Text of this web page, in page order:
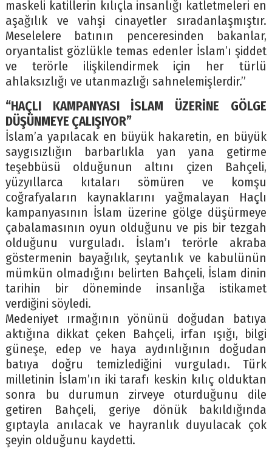
maskeli katillerin kılıçla insanlığı katletmeleri en
aşağılık ve vahşi cinayetler sıradanlaşmıştır.
Meselelere batının penceresinden bakanlar,
oryantalist gözlükle temas edenler İslam’ı şiddet
ve terörle ilişkilendirmek için her türlü
ahlaksızlığı ve utanmazlığı sahnelemişlerdir.”
“HAÇLI KAMPANYASI İSLAM ÜZERİNE GÖLGE
DÜŞÜNMEYE ÇALIŞIYOR”
İslam’a yapılacak en büyük hakaretin, en büyük
saygısızlığın barbarlıkla yan yana getirme
teşebbüsü olduğunun altını çizen Bahçeli,
yüzyıllarca kıtaları sömüren ve komşu
coğrafyaların kaynaklarını yağmalayan Haçlı
kampanyasının İslam üzerine gölge düşürmeye
çabalamasının oyun olduğunu ve pis bir tezgah
olduğunu vurguladı. İslam’ı terörle akraba
göstermenin bayağılık, şeytanlık ve kabulünün
mümkün olmadığını belirten Bahçeli, İslam dinin
tarihin bir döneminde insanlığa istikamet
verdiğini söyledi.
Medeniyet ırmağının yönünü doğudan batıya
aktığına dikkat çeken Bahçeli, irfan ışığı, bilgi
güneşe, edep ve haya aydınlığının doğudan
batıya doğru temizlediğini vurguladı. Türk
milletinin İslam’ın iki tarafı keskin kılıç olduktan
sonra bu durumun zirveye oturduğunu dile
getiren Bahçeli, geriye dönük bakıldığında
gıptayla anılacak ve hayranlık duyulacak çok
şeyin olduğunu kaydetti.